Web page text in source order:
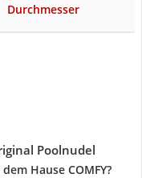
Durchmesser
Poolnudel
Hause COMFY?